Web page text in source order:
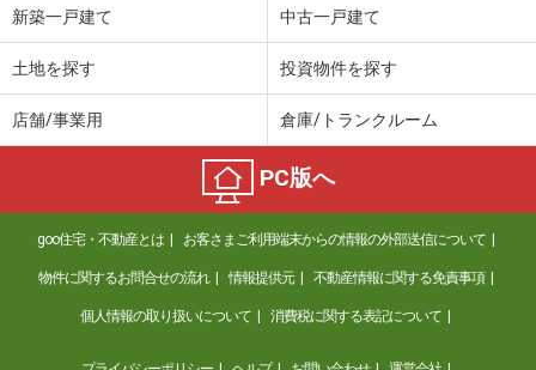
5.70万円
大分県大分市久原北
4.70万円
住 所
大分県大分市久原北
専有面積 58m²
間取り
3DK
大分県大分市大字城原
新築一戸建て 中古一戸建て
土地を探す 投資物件を探す
店舗/事業用 倉庫/トランクルーム
PC版へ
goo住宅・不動産とは お客さまご利用端末からの情報の外部送信について
物件に関するお問合せの流れ 情報提供元 不動産情報に関する免責事項
個人情報の取り扱いについて 消費税に関する表記について